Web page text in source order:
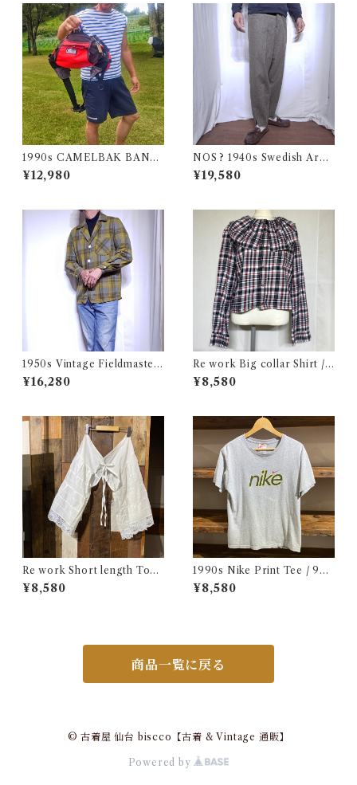
1990s CAMELBAK BANDI
DO Waist Porch Good Con
dition Made in USA / オール
チ アメリカ 古着
¥12,980
NOS ? 1940s Swedish Arm
y Wool Pants / デッドストッ
ク？ユーロ ミリタリー スウェ
¥19,580
1950s Vintage Fieldmaster
Wool Topstar Style Jacket /
USA ヴィンテージ トップスタ
¥16,280
Re work Big collar Shirt /
リワーク ビックカラー シャツ
古着
¥8,580
Re work Short length Tops
/ リワーク ショート丈 ボレロ
シャツ 古着
¥8,580
1990s Nike Print Tee / 90
年代 ナイキ プリント Tシャツ
古着
¥8,580
商品一覧に戻る
© 古着屋 仙台 biscco【古着 & Vintage 通販】
Powered by